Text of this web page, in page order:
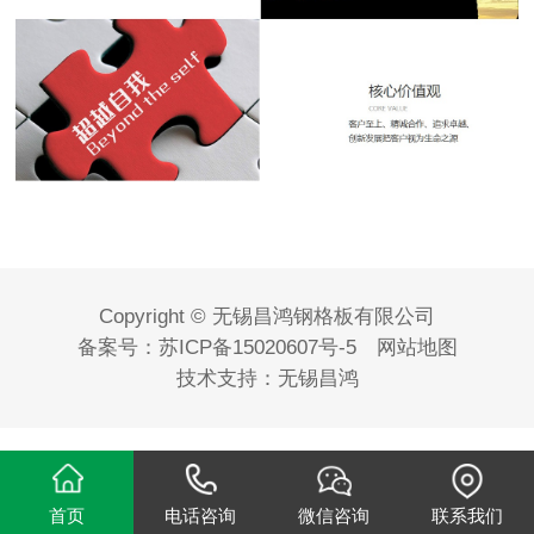
Copyright © 无锡昌鸿钢格板有限公司
备案号： 苏ICP备15020607号-5
网站地图
技术支持： 无锡昌鸿
首页 电话咨询 微信咨询 联系我们